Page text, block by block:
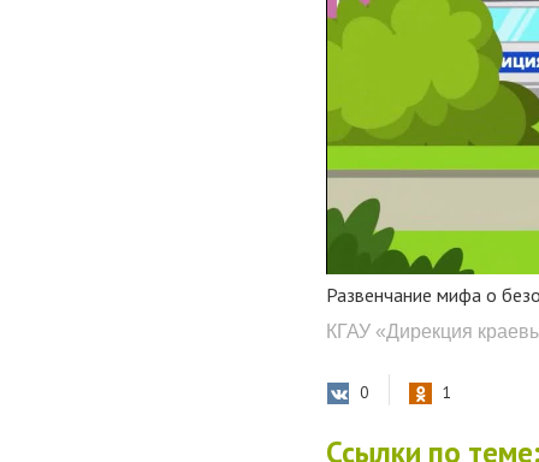
Развенчание мифа о
КГАУ «Дирекция
0 1
Ссылки по